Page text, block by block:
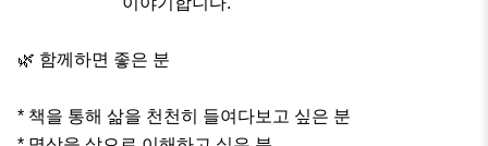
🌿 함께하면 좋은 분
* 책을 통해 삶을 천천히 들여다보고 싶은 분